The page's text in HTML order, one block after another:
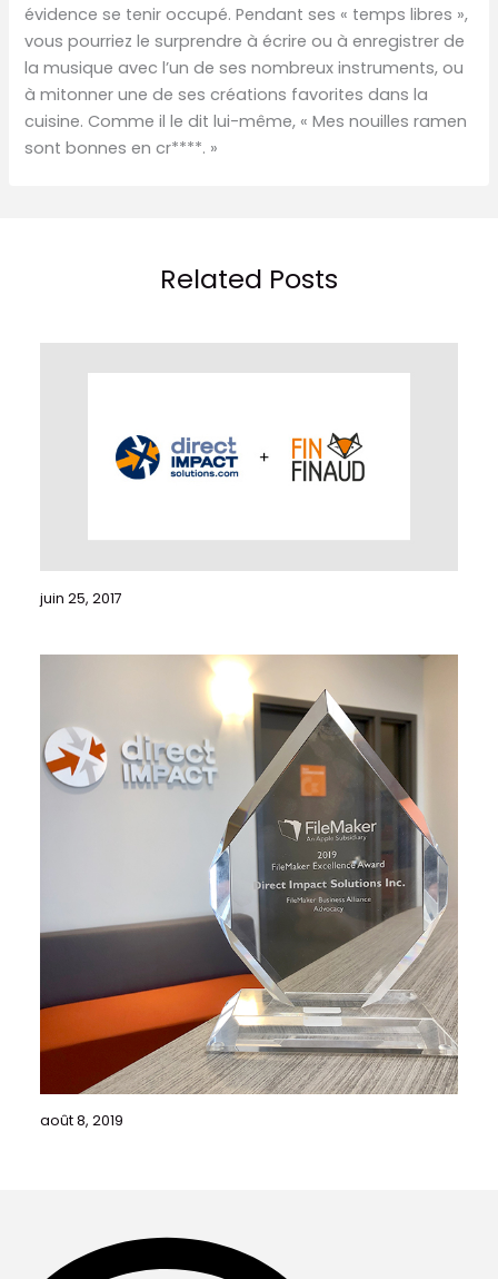
évidence se tenir occupé. Pendant ses « temps libres »,
vous pourriez le surprendre à écrire ou à enregistrer de
la musique avec l’un de ses nombreux instruments, ou
à mitonner une de ses créations favorites dans la
cuisine. Comme il le dit lui-même, « Mes nouilles ramen
sont bonnes en cr****. »
Related Posts
juin 25, 2017
août 8, 2019